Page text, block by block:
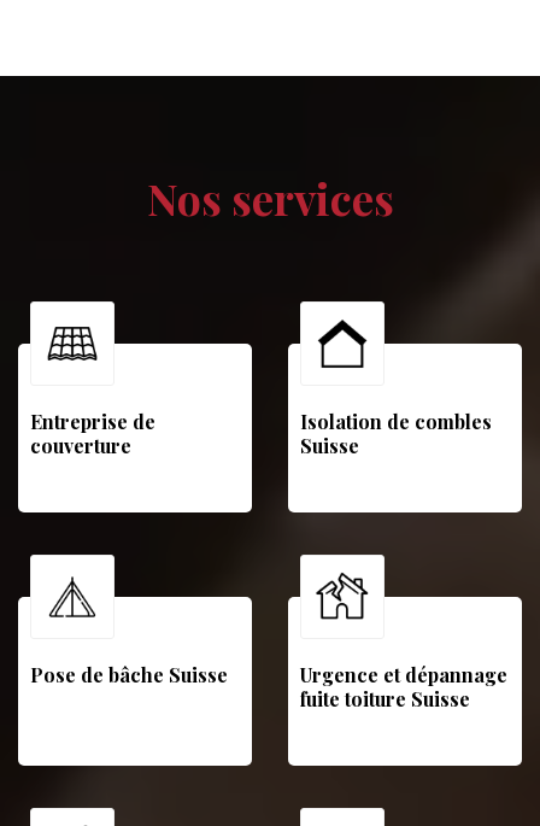
Nos services
Entreprise de
couverture
Isolation de combles
Suisse
Pose de bâche Suisse
Urgence et dépannage
fuite toiture Suisse